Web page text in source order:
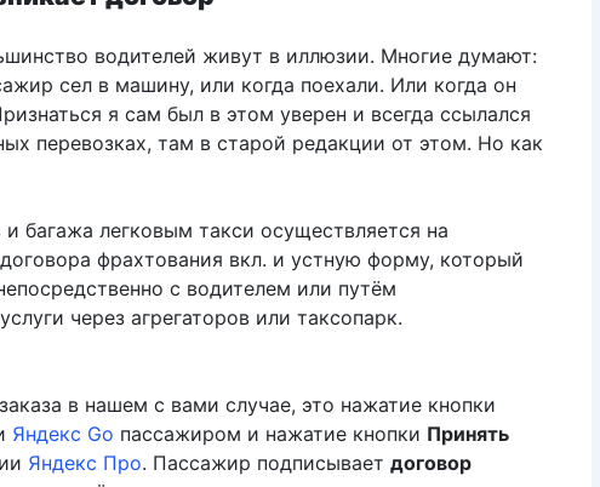
водителей живут в иллюзии. Многие думают:
сел в машину, или когда поехали. Или когда он
я сам был в этом уверен и всегда ссылался
перевозках, там в старой редакции от этом. Но как
багажа легковым такси осуществляется на
фрахтования вкл. и устную форму, который
с водителем или путём
через агрегаторов или таксопарк.
в нашем с вами случае, это нажатие кнопки
Яндекс Go пассажиром и нажатие кнопки Принять
Яндекс Про. Пассажир подписывает договор